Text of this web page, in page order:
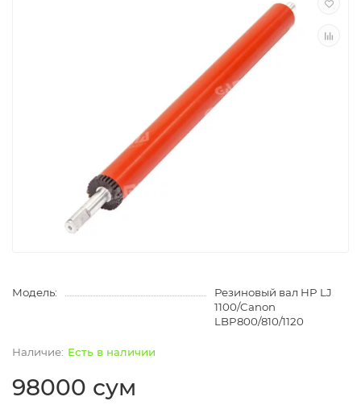
Модель:
Резиновый вал HP LJ
1100/Canon
LBP800/810/1120
Есть в наличии
98000 сум